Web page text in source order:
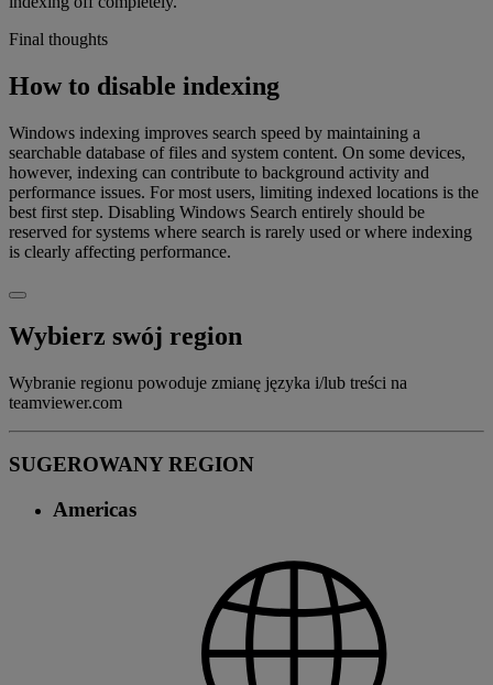
Final thoughts
How to disable indexing
Windows indexing improves search speed by maintaining a
searchable database of files and system content. On some devices,
however, indexing can contribute to background activity and
performance issues. For most users, limiting indexed locations is the
best first step. Disabling Windows Search entirely should be
reserved for systems where search is rarely used or where indexing
is clearly affecting performance.
Wybierz swój region
Wybranie regionu powoduje zmianę języka i/lub treści na
teamviewer.com
SUGEROWANY REGION
Americas